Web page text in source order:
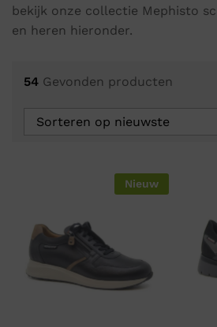
bekijk onze collectie Mephisto
en heren hieronder.
54 Gevonden producten
Sorteren op nieuwste
Nieuw